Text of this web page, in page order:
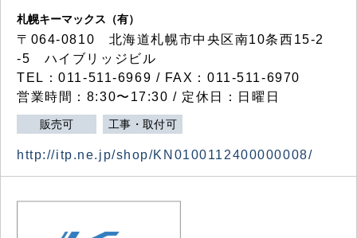
札幌キーマックス（有）
〒064-0810 北海道札幌市中央区南10条西15-2
-5 ハイブリッジビル
TEL：011-511-6969 / FAX：011-511-6970
営業時間：8:30〜17:30 / 定休日：日曜日
販売可 工事・取付可
http://itp.ne.jp/shop/KN0100112400000008/